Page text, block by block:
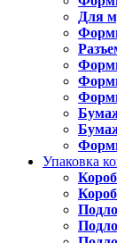
Для
Упаковка